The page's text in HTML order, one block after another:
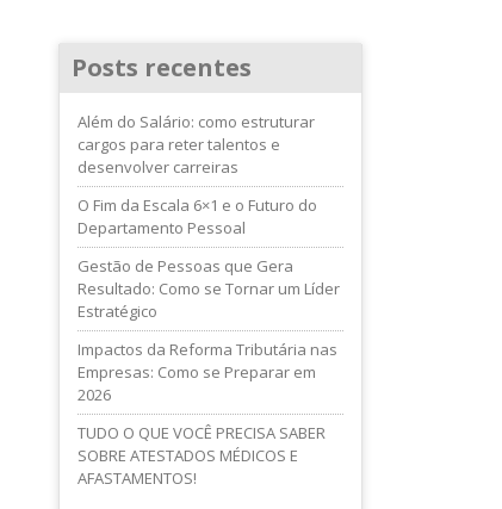
Posts recentes
Além do Salário: como estruturar
cargos para reter talentos e
desenvolver carreiras
O Fim da Escala 6×1 e o Futuro do
Departamento Pessoal
Gestão de Pessoas que Gera
Resultado: Como se Tornar um Líder
Estratégico
Impactos da Reforma Tributária nas
Empresas: Como se Preparar em
2026
TUDO O QUE VOCÊ PRECISA SABER
SOBRE ATESTADOS MÉDICOS E
AFASTAMENTOS!